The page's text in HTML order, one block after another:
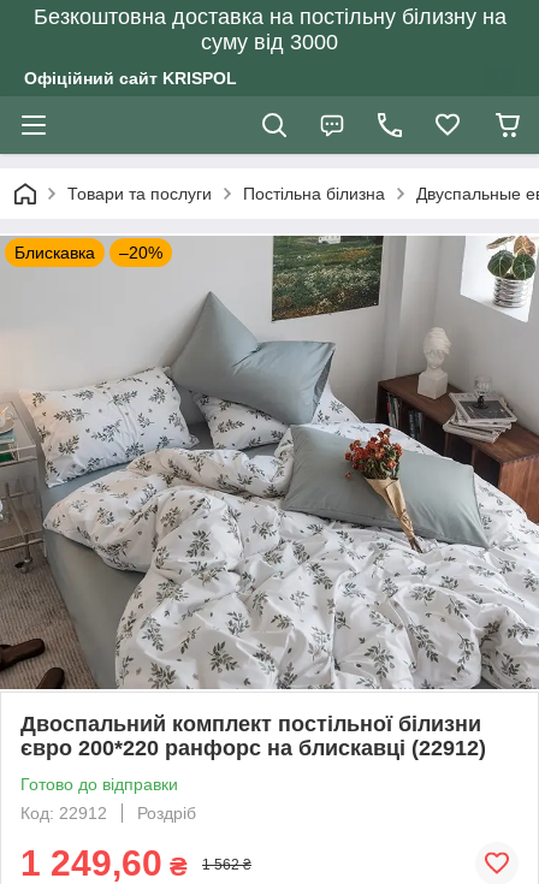
Безкоштовна доставка на постільну білизну на
суму від 3000
Офіційний сайт KRISPOL
Товари та послуги Постільна білизна Двуспальные
Блискавка –20%
Двоспальний комплект постільної білизни
євро 200*220 ранфорс на блискавці (22912)
Готово до відправки
Код: 22912
Роздріб
1 249,60 ₴ 1 562 ₴